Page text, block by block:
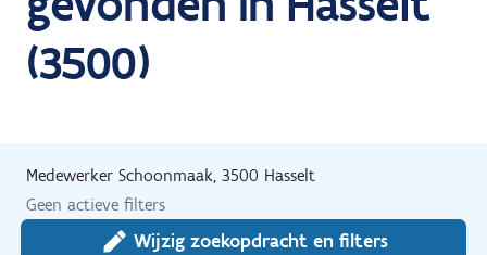
(3500)
Medewerker Schoonmaak, 3500 Hasselt
Geen actieve filters
Wijzig zoekopdracht en filters